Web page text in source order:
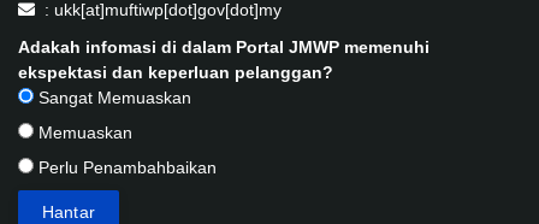
: ukk[at]muftiwp[dot]gov[dot]my
Adakah infomasi di dalam Portal JMWP memenuhi
ekspektasi dan keperluan pelanggan?
Sangat Memuaskan
Memuaskan
Perlu Penambahbaikan